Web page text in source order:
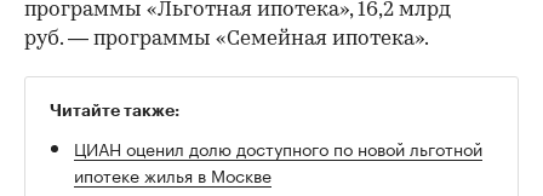
программы «Льготная ипотека», 16,2 млрд
руб. — программы «Семейная ипотека».
Читайте также:
ЦИАН оценил долю доступного по новой льготной
ипотеке жилья в Москве